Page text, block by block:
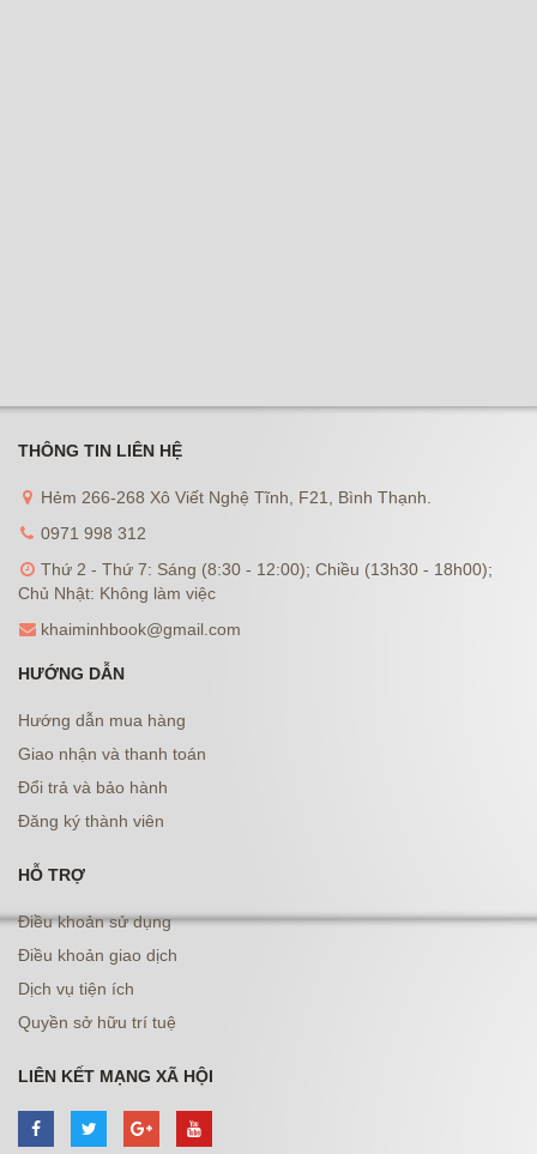
THÔNG TIN LIÊN HỆ
Hẻm 266-268 Xô Viết Nghệ Tĩnh, F21, Bình Thạnh.
0971 998 312
Thứ 2 - Thứ 7: Sáng (8:30 - 12:00); Chiều (13h30 - 18h00);
Chủ Nhật: Không làm việc
khaiminhbook@gmail.com
HƯỚNG DẪN
Hướng dẫn mua hàng
Giao nhận và thanh toán
Đổi trả và bảo hành
Đăng ký thành viên
HỖ TRỢ
Điều khoản sử dụng
Điều khoản giao dịch
Dịch vụ tiện ích
Quyền sở hữu trí tuệ
LIÊN KẾT MẠNG XÃ HỘI